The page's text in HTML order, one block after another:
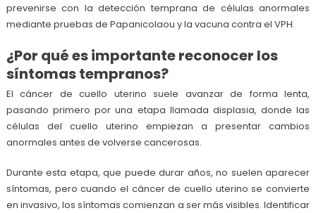
prevenirse con la detección temprana de células anormales
mediante pruebas de Papanicolaou y la vacuna contra el VPH.
¿Por qué es importante reconocer los
síntomas tempranos?
El cáncer de cuello uterino suele avanzar de forma lenta,
pasando primero por una etapa llamada displasia, donde las
células del cuello uterino empiezan a presentar cambios
anormales antes de volverse cancerosas.
Durante esta etapa, que puede durar años, no suelen aparecer
síntomas, pero cuando el cáncer de cuello uterino se convierte
en invasivo, los síntomas comienzan a ser más visibles. Identificar